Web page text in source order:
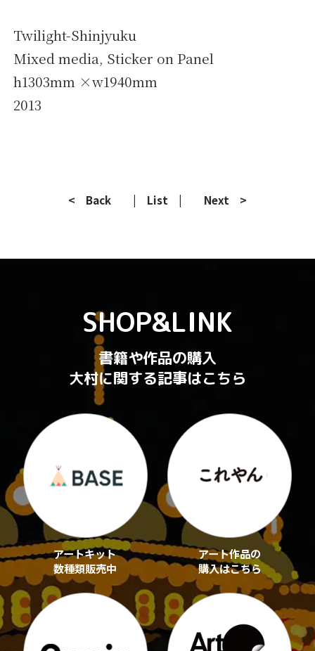
Twilight-Shinjyuku
Mixed media, Sticker on Panel
h1303mm ×w1940mm
2013
< Back | List | Next >
SHOP&LINK
書籍や作品の購入
大村に関する記事はこちら
アートキット
数種類販売中
アート作品の
購入はこちら